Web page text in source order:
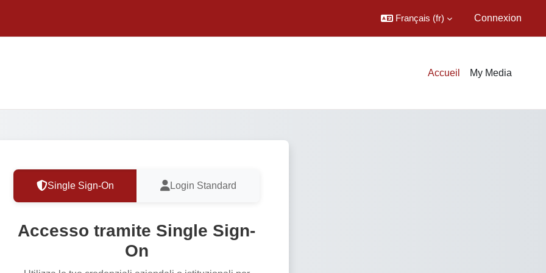
Français ‎(fr)‎ Connexion
Accueil My Media
Single Sign-On Login Standard
Accesso tramite Single Sign-
On